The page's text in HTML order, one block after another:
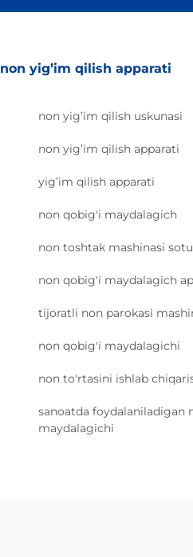
non yig’im qilish apparati
non yig’im qilish uskunasi
non yig’im qilish apparati
yig’im qilish apparati
non qobig'i maydalagich
non toshtak mashinasi
non qobig'i maydalagich
tijoratli non parokasi
non qobig'i maydalagichi
non to'rtasini ishlab
sanoatda foydalaniladigan
maydalagichi